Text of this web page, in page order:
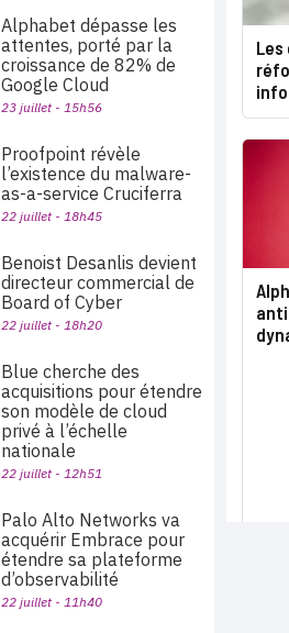
Les
Alphabet dépasse les
attentes, porté par la
croissance de 82% de
Google Cloud
23 juillet - 15h56
Proofpoint révèle
l’existence du malware-
as-a-service Cruciferra
22 juillet - 18h45
Benoist Desanlis devient
directeur commercial de
Board of Cyber
22 juillet - 18h20
Blue cherche des
acquisitions pour étendre
son modèle de cloud
privé à l’échelle
nationale
22 juillet - 12h51
Palo Alto Networks va
acquérir Embrace pour
étendre sa plateforme
d’observabilité
22 juillet - 11h40